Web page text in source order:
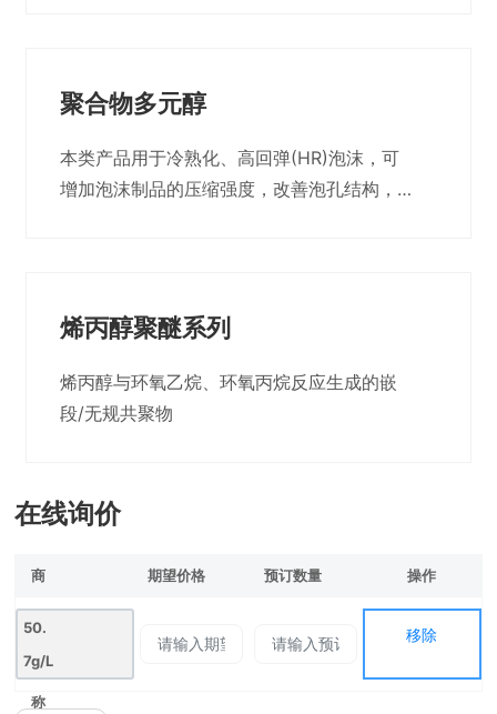
具有优良的回弹性、压缩性和舒适感。
聚合物多元醇
本类产品用于冷熟化、高回弹(HR)泡沫，可
增加泡沫制品的压缩强度，改善泡孔结构，
烯丙醇聚醚系列
烯丙醇与环氧乙烷、环氧丙烷反应生成的嵌
段/无规共聚物
在线询价
商
名
称
期望价格 预订数量 操作
移除
50.
7g/L
啶虫
移除